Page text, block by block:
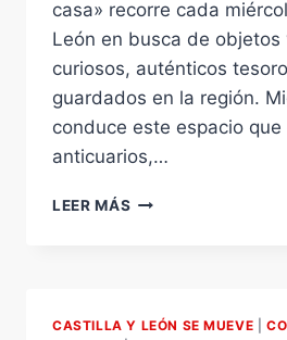
casa» recorre cada
León en busca de objetos
curiosos, auténticos
guardados en la región.
conduce este espacio
anticuarios,…
LEER MÁS «TESOROS
MIGUEL
CASTILLA Y LEÓN SE MUEVE |